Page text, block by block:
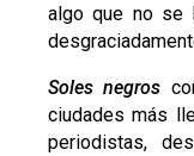
algo que no se
Soles negros
ciudades más
periodistas,